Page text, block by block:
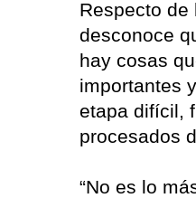
Respecto de
desconoce
hay cosas
importantes
etapa difícil,
procesados
“No es lo